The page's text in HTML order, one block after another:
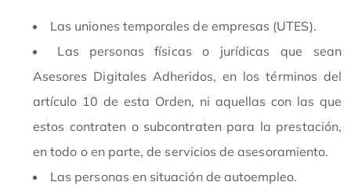
Las uniones temporales de empresas (UTES).
Las personas físicas o jurídicas que sean
Asesores Digitales Adheridos, en los términos del
artículo 10 de esta Orden, ni aquellas con las que
estos contraten o subcontraten para la prestación,
en todo o en parte, de servicios de asesoramiento.
Las personas en situación de autoempleo.